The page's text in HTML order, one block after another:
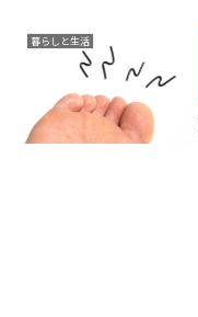
暮らしと生活